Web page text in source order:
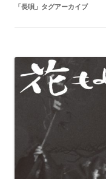
「長唄 」タグアーカイブ